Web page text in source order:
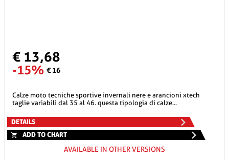
€ 13,68
-15% € 16
calze moto tecniche sportive invernali nere e arancioni xtech
taglie variabili dal 35 al 46. questa tipologia di calze...
DETAILS
ADD TO CHART
AVAILABLE IN OTHER VERSIONS